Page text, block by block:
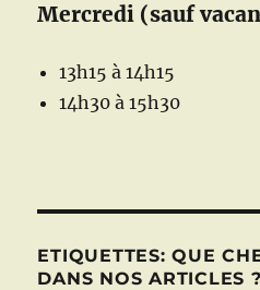
Mercredi (sauf
13h15 à 14h15
14h30 à 15h30
ETIQUETTES: QUE
DANS NOS ARTICLES ?